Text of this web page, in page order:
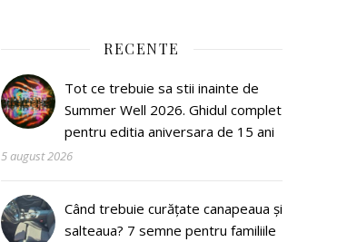
RECENTE
Tot ce trebuie sa stii inainte de
Summer Well 2026. Ghidul complet
pentru editia aniversara de 15 ani
5 august 2026
Când trebuie curățate canapeaua și
salteaua? 7 semne pentru familiile